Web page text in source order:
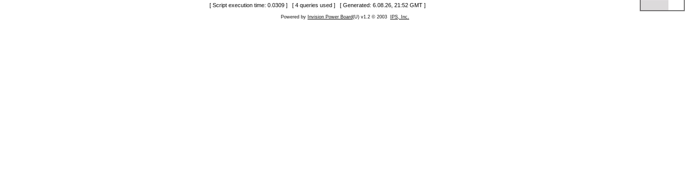
[ Script execution time: 0.0309 ] [ 4 queries used ] [ Generated: 6.08.26, 21:52 GMT ]
Powered by Invision Power Board(U) v1.2 © 2003 IPS, Inc.